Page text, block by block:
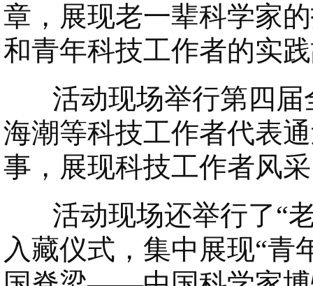
章，展现老一辈科学家
和青年科技工作者的实
活动现场举行第四届
海潮等科技工作者代表
事，展现科技工作者风
活动现场还举行了“老
入藏仪式，集中展现“青